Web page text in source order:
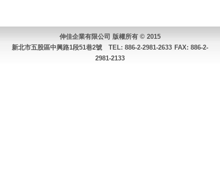
伸佳企業有限公司 版權所有 © 2015
新北市五股區中興路1段51巷2號 TEL:886-2-2981-2633 FAX: 886-2-
2981-2133